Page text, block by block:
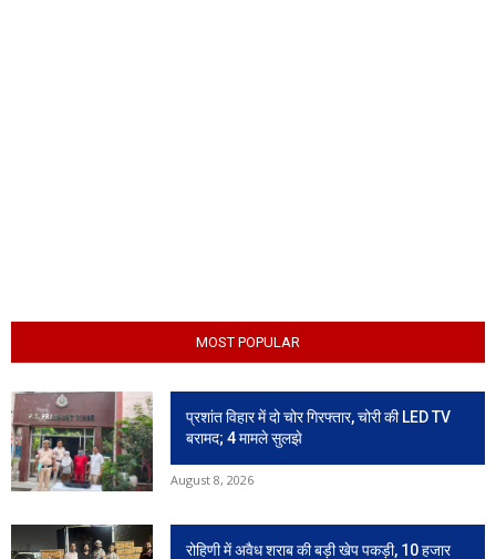
MOST POPULAR
प्रशांत विहार में दो चोर गिरफ्तार, चोरी की LED TV
बरामद; 4 मामले सुलझे
August 8, 2026
रोहिणी में अवैध शराब की बड़ी खेप पकड़ी, 10 हजार